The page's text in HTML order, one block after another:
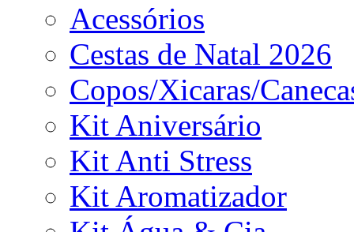
Acessórios
Cestas de Natal 2026
Copos/Xicaras/
Kit Aniversário
Kit Anti Stress
Kit Aromatizador